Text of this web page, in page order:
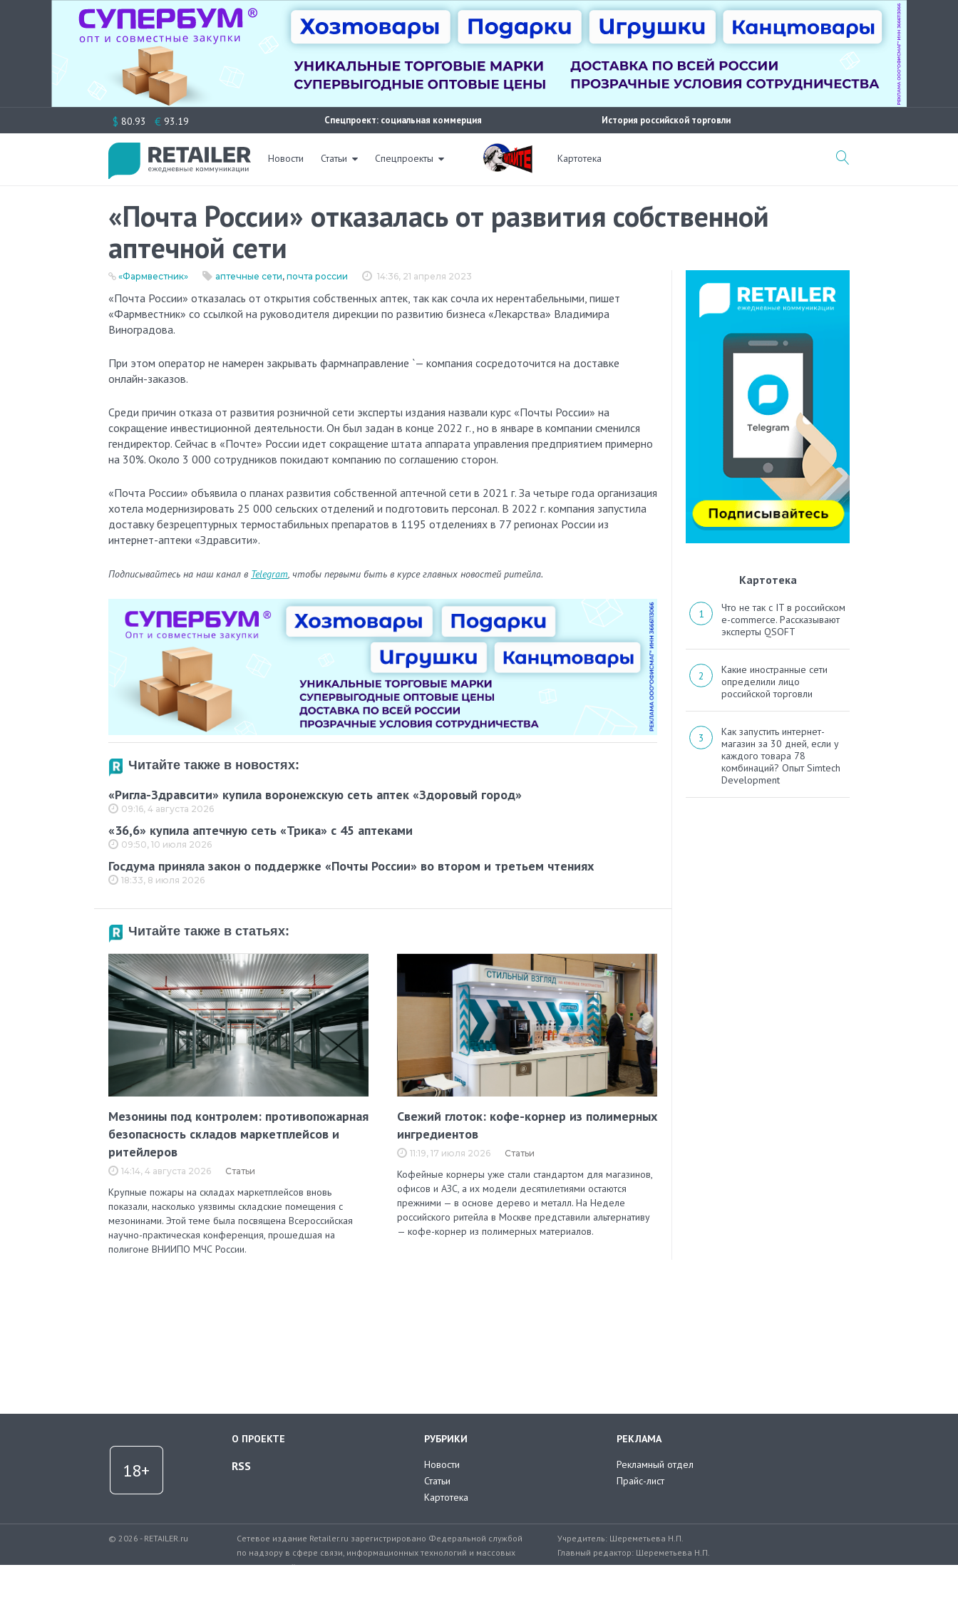
к
$ 80.93 € 93.19 Спецпроект: социальная коммерция История российской торговли
Новости Статьи Спецпроекты Картотека
«Почта России» отказалась от развития собственной
аптечной сети
14:36, 21 апреля 2023
«Фармвестник» аптечные сети, почта россии
«Почта России» отказалась от открытия собственных аптек, так как сочла их нерентабельными, пишет
«Фармвестник» со ссылкой на руководителя дирекции по развитию бизнеса «Лекарства» Владимира
Виноградова.
При этом оператор не намерен закрывать фармнаправление `— компания сосредоточится на доставке
онлайн-заказов.
Среди причин отказа от развития розничной сети эксперты издания назвали курс «Почты России» на
сокращение инвестиционной деятельности. Он был задан в конце 2022 г., но в январе в компании сменился
гендиректор. Сейчас в «Почте» России идет сокращение штата аппарата управления предприятием примерно
на 30%. Около 3 000 сотрудников покидают компанию по соглашению сторон.
«Почта России» объявила о планах развития собственной аптечной сети в 2021 г. За четыре года организация
хотела модернизировать 25 000 сельских отделений и подготовить персонал. В 2022 г. компания запустила
доставку безрецептурных термостабильных препаратов в 1195 отделениях в 77 регионах России из
интернет-аптеки «Здравсити».
Подписывайтесь на наш канал в Telegram, чтобы первыми быть в курсе главных новостей ритейла.
Читайте также в новостях:
«Ригла-Здравсити» купила воронежскую сеть аптек «Здоровый город»
09:16, 4 августа 2026
«36,6» купила аптечную сеть «Трика» с 45 аптеками
09:50, 10 июля 2026
Госдума приняла закон о поддержке «Почты России» во втором и третьем чтениях
18:33, 8 июля 2026
Читайте также в статьях:
Мезонины под контролем: противопожарная
безопасность складов маркетплейсов и
ритейлеров
14:14, 4 августа 2026 Статьи
Крупные пожары на складах маркетплейсов вновь
показали, насколько уязвимы складские помещения с
мезонинами. Этой теме была посвящена Всероссийская
научно-практическая конференция, прошедшая на
полигоне ВНИИПО МЧС России.
Свежий глоток: кофе-корнер из полимерных
ингредиентов
11:19, 17 июля 2026 Статьи
Кофейные корнеры уже стали стандартом для магазинов,
офисов и АЗС, а их модели десятилетиями остаются
прежними — в основе дерево и металл. На Неделе
российского ритейла в Москве представили альтернативу
— кофе-корнер из полимерных материалов.
Картотека
Что не так с IT в российском
e-commerce. Рассказывают
эксперты QSOFT
Какие иностранные сети
определили лицо
российской торговли
Как запустить интернет-
магазин за 30 дней, если у
каждого товара 78
комбинаций? Опыт Simtech
Development
О ПРОЕКТЕ
RSS
РУБРИКИ
Новости
Статьи
Картотека
РЕКЛАМА
Рекламный отдел
Прайс-лист
© 2026 - RETAILER.ru
Сетевое издание Retailer.ru зарегистрировано Федеральной службой
по надзору в сфере связи, информационных технологий и массовых
коммуникаций.
Учредитель: Шереметьева Н.П.
Главный редактор: Шереметьева Н.П.